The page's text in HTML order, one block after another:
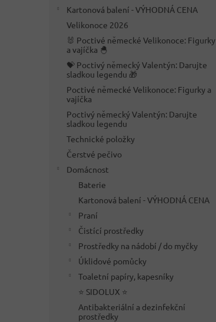
Kartonová balení - VÝHODNÁ CENA
Velikonoce 2026
🐰 Poctivé německé Velikonoce: Figurky
a vajíčka 🐣
💝 Poctivý německý Valentýn: Darujte
sladkou legendu 🎁
Poctivé německé Velikonoce: Figurky a
vajíčka
Poctivý německý Valentýn: Darujte
sladkou legendu
Technické položky
Čerstvé pečivo
Domácnost
Baterie
Kartonová balení - VÝHODNÁ CENA
Praní
Čistící prostředky
Prostředky na nádobí / do myčky
Úklidové pomůcky
Toaletní papíry, kapesníky
⭐ SIDOLUX ⭐
Antibakteriální a dezinfekční
prostředky